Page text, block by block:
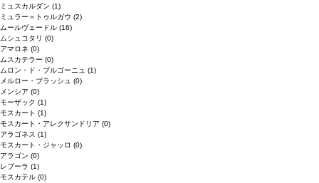
ミュスカルダン (1)
ミュラー＝トゥルガウ (2)
ムールヴェードル (16)
ムシュコタリ (0)
アマロネ (0)
ムスカテラー (0)
ムロン・ド・ブルゴーニュ (1)
メルロー・ブラッシュ (0)
メンシア (0)
モーザック (1)
モスカート (1)
モスカート・アレクサンドリア (0)
アラゴネス (1)
モスカート・ジャッロ (0)
アラゴン (0)
レブーラ (1)
モスカテル (0)